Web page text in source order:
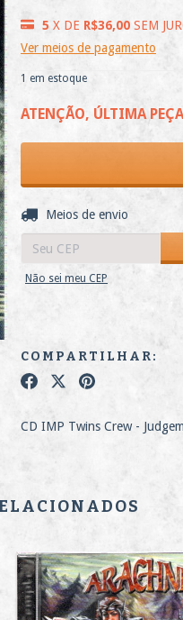
5 X DE R$36,00 SEM
Ver meios de pagamento
1 em estoque
ATENÇÃO, ÚLTIMA
Entregas para o CEP:
Meios de envio
Não sei meu CEP
COMPARTILHAR:
CD IMP Twins Crew -